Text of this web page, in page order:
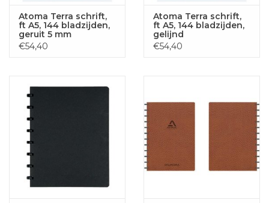
Atoma Terra schrift,
ft A5, 144 bladzijden,
geruit 5 mm
€54,40
Atoma Terra schrift,
ft A5, 144 bladzijden,
gelijnd
€54,40